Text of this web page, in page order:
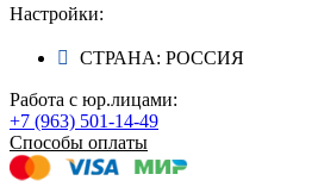
Настройки:
СТРАНА: РОССИЯ
Работа с юр.лицами:
+7 (963) 501-14-49
Способы оплаты